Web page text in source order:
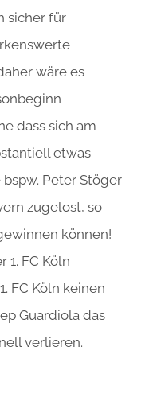
sicher für
wäre es
dass sich am
etwas
Peter Stöger
zugelost, so
können!
1. FC Köln
FC Köln keinen
Guardiola das
verlieren.